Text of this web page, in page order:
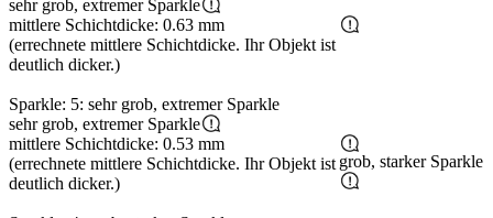
sehr grob, extremer Sparkle
mittlere Schichtdicke: 0.63 mm
(errechnete mittlere Schichtdicke. Ihr Objekt ist
deutlich dicker.)
Sparkle: 5: sehr grob, extremer Sparkle
sehr grob, extremer Sparkle
mittlere Schichtdicke: 0.53 mm
(errechnete mittlere Schichtdicke. Ihr Objekt ist
deutlich dicker.)
grob, starker Sparkle